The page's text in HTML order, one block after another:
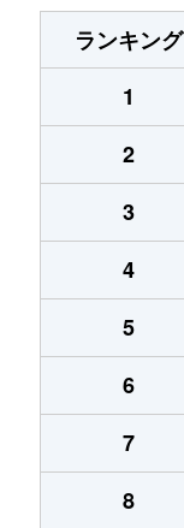
ランキング
1
2
3
4
5
6
7
8